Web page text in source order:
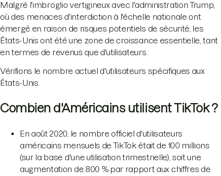
Malgré l'imbroglio vertigineux avec l'administration Trump,
où des menaces d'interdiction à l'échelle nationale ont
émergé en raison de risques potentiels de sécurité, les
États-Unis ont été une zone de croissance essentielle, tant
en termes de revenus que d'utilisateurs.
Vérifions le nombre actuel d'utilisateurs spécifiques aux
États-Unis.
Combien d'Américains utilisent TikTok ?
En août 2020, le nombre officiel d'utilisateurs
américains mensuels de TikTok était de 100 millions
(sur la base d'une utilisation trimestrielle), soit une
augmentation de 800 % par rapport aux chiffres de